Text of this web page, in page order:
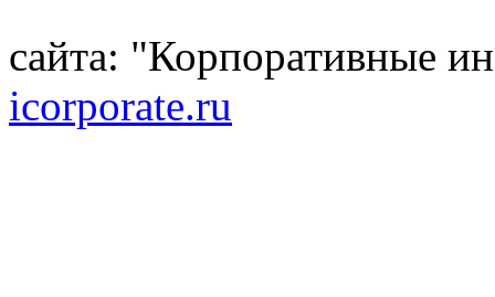
сайта: "Корпоративные
icorporate.ru